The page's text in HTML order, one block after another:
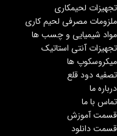
تجهیزات لحیمکاری
ملزومات مصرفی لحیم کاری
مواد شیمیایی و چسب ها
تجهیزات آنتی استاتیک
میکروسکوپ ها
تصفیه دود قلع
درباره ما
تماس با ما
قسمت آموزش
قسمت دانلود